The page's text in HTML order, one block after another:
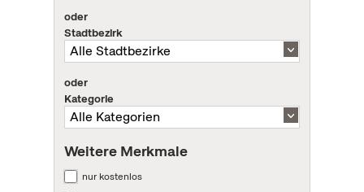
oder
Stadtbezirk
oder
Kategorie
Weitere Merkmale
nur kostenlos